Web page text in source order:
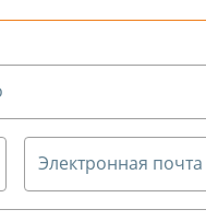
Электронная почта